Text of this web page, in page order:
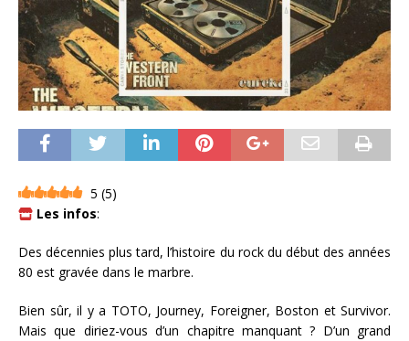
5 (5)
Les infos:
Des décennies plus tard, l’histoire du rock du début des années
80 est gravée dans le marbre.
Bien sûr, il y a TOTO, Journey, Foreigner, Boston et Survivor.
Mais que diriez-vous d’un chapitre manquant ? D’un grand